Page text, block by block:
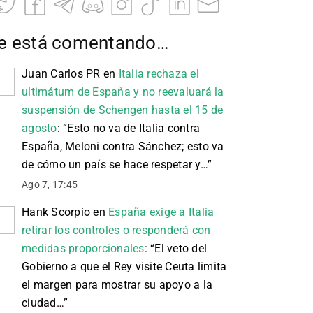
está comentando…
Juan Carlos PR en Italia rechaza el
ultimátum de España y no reevaluará la
suspensión de Schengen hasta el 15 de
agosto: “Esto no va de Italia contra
España, Meloni contra Sánchez; esto va
de cómo un país se hace respetar y…”
Ago 7, 17:45
Hank Scorpio en España exige a Italia
retirar los controles o responderá con
medidas proporcionales: “El veto del
Gobierno a que el Rey visite Ceuta limita
el margen para mostrar su apoyo a la
ciudad…”